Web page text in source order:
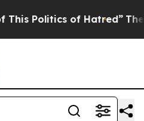
of Hatred” The Story